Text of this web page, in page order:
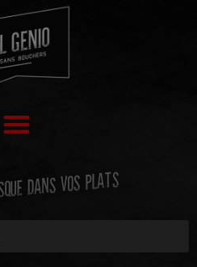
DANS VOS PLATS